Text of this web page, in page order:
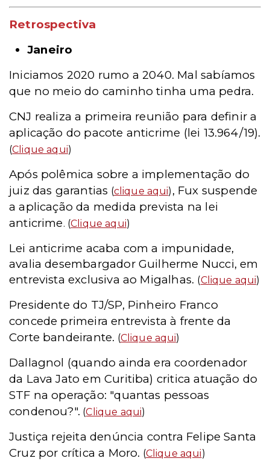
Retrospectiva
Janeiro
Iniciamos 2020 rumo a 2040. Mal sabíamos
que no meio do caminho tinha uma pedra.
CNJ realiza a primeira reunião para definir a
aplicação do pacote anticrime (lei 13.964/19).
(Clique aqui)
Após polêmica sobre a implementação do
juiz das garantias (clique aqui) , Fux suspende
a aplicação da medida prevista na lei
anticrime. (Clique aqui)
Lei anticrime acaba com a impunidade,
avalia desembargador Guilherme Nucci, em
entrevista exclusiva ao Migalhas. (Clique aqui)
Presidente do TJ/SP, Pinheiro Franco
concede primeira entrevista à frente da
Corte bandeirante. (Clique aqui)
Dallagnol (quando ainda era coordenador
da Lava Jato em Curitiba) critica atuação do
STF na operação: "quantas pessoas
condenou?". (Clique aqui)
Justiça rejeita denúncia contra Felipe Santa
Cruz por crítica a Moro. (Clique aqui)